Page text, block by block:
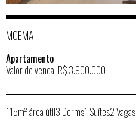
MOEMA
Apartamento
Valor de venda: R$ 3.900.000
115m² área útil3 Dorms1 Suítes2 Vagas